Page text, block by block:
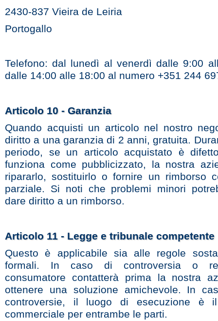
2430-837 Vieira de Leiria
Portogallo
Telefono: dal lunedì al venerdì dalle 9:00
dalle 14:00 alle 18:00 al numero +351 244
Articolo 10 - Garanzia
Quando acquisti un articolo nel nostro
diritto a una garanzia di 2 anni, gratuita.
periodo, se un articolo acquistato è
funziona come pubblicizzato, la nostra
ripararlo, sostituirlo o fornire un rimborso
parziale. Si noti che problemi minori
dare diritto a un rimborso.
Articolo 11 - Legge e tribunale competente
Questo è applicabile sia alle regole
formali. In caso di controversia o
consumatore contatterà prima la nostra
ottenere una soluzione amichevole. In
controversie, il luogo di esecuzione è
commerciale per entrambe le parti.